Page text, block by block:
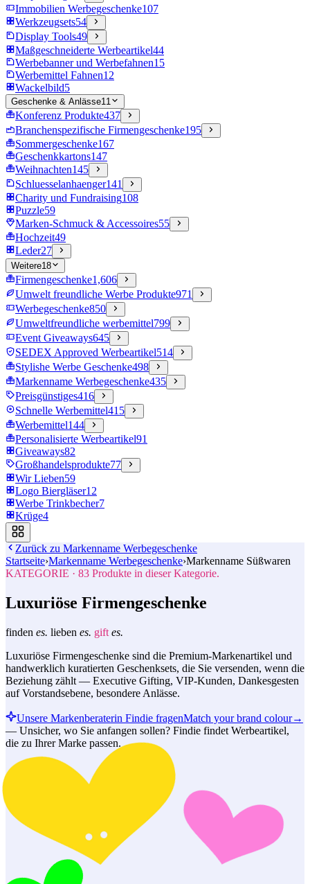
Immobilien Werbegeschenke107
Werkzeugsets54
Display Tools49
Maßgeschneiderte Werbeartikel44
Werbebanner und Werbefahnen15
Werbemittel Fahnen12
Wackelbild5
Geschenke & Anlässe11
Konferenz Produkte437
Branchenspezifische Firmengeschenke195
Sommergeschenke167
Geschenkkartons147
Weihnachten145
Schluesselanhaenger141
Charity und Fundraising108
Puzzle59
Marken-Schmuck & Accessoires55
Hochzeit49
Leder27
Weitere18
Firmengeschenke1,606
Umwelt freundliche Werbe Produkte971
Werbegeschenke850
Umweltfreundliche werbemittel799
Event Giveaways645
SEDEX Approved Werbeartikel514
Stylishe Werbe Geschenke498
Markenname Werbegeschenke435
Preisgünstiges416
Schnelle Werbemittel415
Werbemittel144
Personalisierte Werbeartikel91
Giveaways82
Großhandelsprodukte77
Wir Lieben59
Logo Biergläser12
Werbe Trinkbecher7
Krüge4
Zurück zu Markenname Werbegeschenke
Startseite›Markenname Werbegeschenke›Markenname Süßwaren
KATEGORIE · 83 Produkte in dieser Kategorie.
Luxuriöse Firmengeschenke
finden es. lieben es. gift es.
Luxuriöse Firmengeschenke sind die Premium-Markenartikel und
handwerklich kuratierten Geschenksets, die Sie versenden, wenn die
Beziehung zählt — Executive Gifting, VIP-Kunden, Dankesgesten
auf Vorstandsebene, besondere Anlässe.
Unsere Markenberaterin Findie fragenMatch your brand colour→
— Unsicher, wo Sie anfangen sollen? Findie findet Werbeartikel,
die zu Ihrer Marke passen.